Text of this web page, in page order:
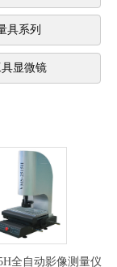
具系列
具显微镜
全自动影像测量仪